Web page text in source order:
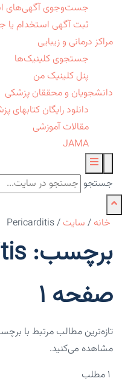
جست‌وجوی آگهی‌های
ثبت آگهی استخدام یا
مراکز درمانی و زیبایی
جستجوی کلینیک‌ها
پنل کلینیک من
دانشجویان و محققان پزشکی
دانلود رایگان کتابهای
مقالات آموزشی
JAMA
جستجو
خانه / سایت /
Pericarditis
صفحه 1
مشاهده می‌کنید.
۱ مطلب